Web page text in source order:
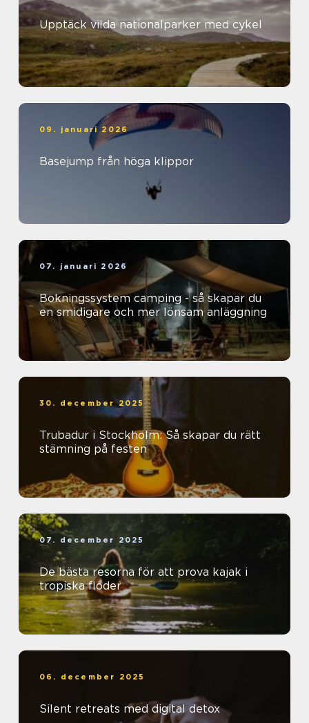
Upptäck vilda nationalparker med cykel
09. januari 2026
Basejump från höga klippor
07. januari 2026
Bokningssystem camping - så skapar du
en smidigare och mer lönsam anläggning
30. december 2025
Trubadur i Stockholm: Så skapar du rätt
stämning på festen
07. december 2025
De bästa resorna för att prova kajak i
tropiska floder
06. december 2025
Silent retreats med digital detox